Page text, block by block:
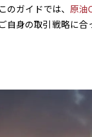
のガイドでは、 原油
自身の取引戦略に